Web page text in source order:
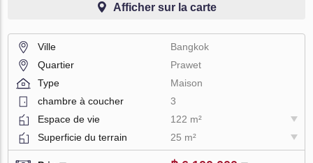
Afficher sur la carte
Ville
Bangkok
Quartier
Prawet
Type
Maison
chambre à coucher
3
Espace de vie
122 m²
Superficie du terrain
25 m²